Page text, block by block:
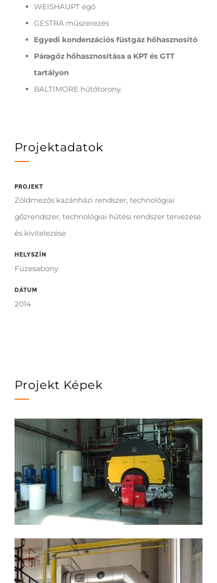
WEISHAUPT égő
GESTRA műszerezés
Egyedi kondenzációs füstgáz hőhasznosító
Páragőz hőhasznosítása a KPT és GTT
tartályon
BALTIMORE hűtőtorony.
Projektadatok
PROJEKT
Zöldmezős kazánházi rendszer, technológiai
gőzrendszer, technológiai hűtési rendszer tervezése
és kivitelezése
HELYSZÍN
Füzesabony
DÁTUM
2014
Projekt Képek